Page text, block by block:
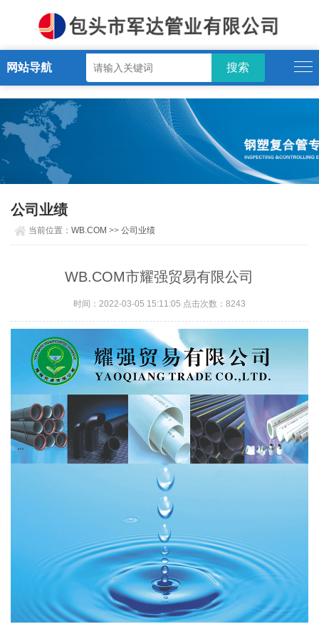
WB.COM
网站导航
公司业绩
当前位置：WB.COM >>公司业绩
WB.COM市耀强贸易有限公司
时间：2022-03-05 15:11:05 点击次数：8243